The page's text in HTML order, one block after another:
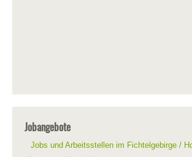
Jobangebote
Jobs und Arbeitsstellen im Fichtelgebirge /